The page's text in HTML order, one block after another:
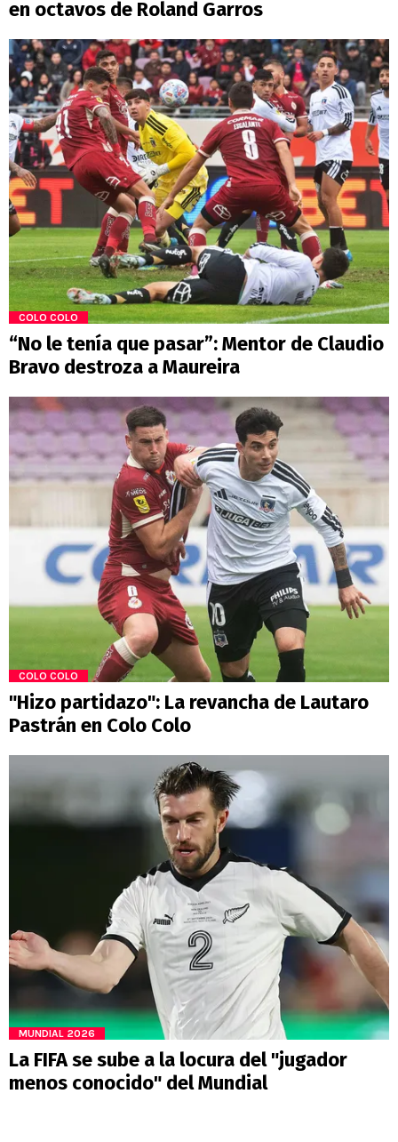
en octavos de Roland Garros
COLO COLO
“No le tenía que pasar”: Mentor de Claudio
Bravo destroza a Maureira
COLO COLO
"Hizo partidazo": La revancha de Lautaro
Pastrán en Colo Colo
MUNDIAL 2026
La FIFA se sube a la locura del "jugador
menos conocido" del Mundial